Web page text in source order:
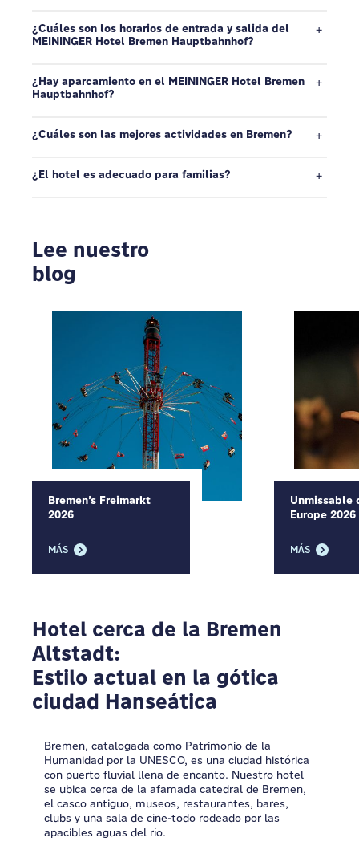
¿Cuáles son los horarios de entrada y salida del
MEININGER Hotel Bremen Hauptbahnhof?
¿Hay aparcamiento en el MEININGER Hotel Bremen
Hauptbahnhof?
¿Cuáles son las mejores actividades en Bremen?
¿El hotel es adecuado para familias?
Lee nuestro
blog
Bremen’s Freimarkt
2026
MÁS
Unmissable
Europe 2026
MÁS
Hotel cerca de la Bremen
Altstadt:
Estilo actual en la gótica
ciudad Hanseática
Bremen, catalogada como Patrimonio de la
Humanidad por la UNESCO, es una ciudad histórica
con puerto fluvial llena de encanto. Nuestro hotel
se ubica cerca de la afamada catedral de Bremen,
el casco antiguo, museos, restaurantes, bares,
clubs y una sala de cine-todo rodeado por las
apacibles aguas del río.